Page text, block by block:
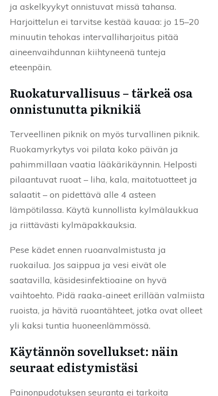
ja askelkyykyt onnistuvat missä tahansa.
Harjoittelun ei tarvitse kestää kauaa: jo 15–20
minuutin tehokas intervalliharjoitus pitää
aineenvaihdunnan kiihtyneenä tunteja
eteenpäin.
Ruokaturvallisuus – tärkeä osa
onnistunutta piknikiä
Terveellinen piknik on myös turvallinen piknik.
Ruokamyrkytys voi pilata koko päivän ja
pahimmillaan vaatia lääkärikäynnin. Helposti
pilaantuvat ruoat – liha, kala, maitotuotteet ja
salaatit – on pidettävä alle 4 asteen
lämpötilassa. Käytä kunnollista kylmälaukkua
ja riittävästi kylmäpakkauksia.
Pese kädet ennen ruoanvalmistusta ja
ruokailua. Jos saippua ja vesi eivät ole
saatavilla, käsidesinfektioaine on hyvä
vaihtoehto. Pidä raaka-aineet erillään valmiista
ruoista, ja hävitä ruoantähteet, jotka ovat olleet
yli kaksi tuntia huoneenlämmössä.
Käytännön sovellukset: näin
seuraat edistymistäsi
Painonpudotuksen seuranta ei tarkoita